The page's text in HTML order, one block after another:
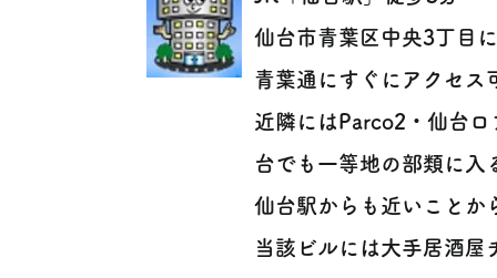
仙台市青葉区中央3丁目
青葉通にすぐにアクセス
近隣にはParco2・仙台
台でも一等地の部類に入
仙台駅からも近いことか
当該ビルには大手居酒屋